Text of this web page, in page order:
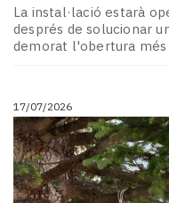
La instal·lació estarà
després de solucionar
demorat l'obertura més
17/07/2026